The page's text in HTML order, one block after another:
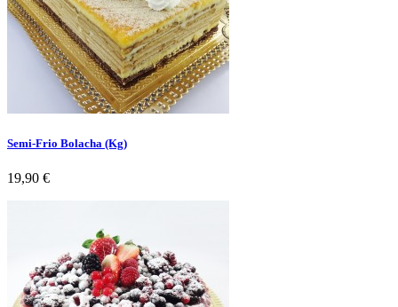
Semi-Frio Bolacha (Kg)
Preço
19,90 €